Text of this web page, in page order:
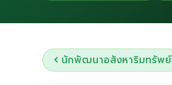
นักพัฒนาอสังหาริมทรัพย์